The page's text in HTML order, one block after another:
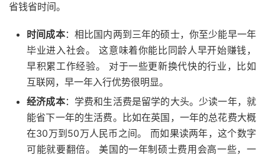
省钱省时间。
时间成本：相比国内两到三年的硕士，你至少能早一年
毕业进入社会。 这意味着你能比同龄人早开始赚钱，
早积累工作经验。 对于一些更新换代快的行业，比如
互联网，早一年入行优势很明显。
经济成本：学费和生活费是留学的大头。少读一年，就
能省下一年的生活费。比如在英国，一年的总花费大概
在30万到50万人民币之间。 而如果读两年，这个数字
可能就要翻倍。 美国的一年制硕士费用会高一些，一